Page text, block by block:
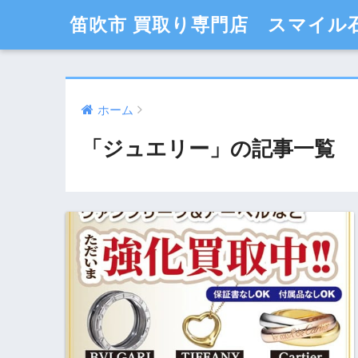
笛吹市 買取り専門店 スマイル
ホーム
「ジュエリー」の記事一覧